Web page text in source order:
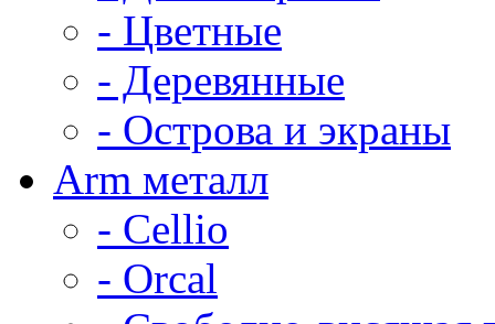
- Цветные
- Деревянные
- Острова и экраны
Arm металл
- Cellio
- Orcal